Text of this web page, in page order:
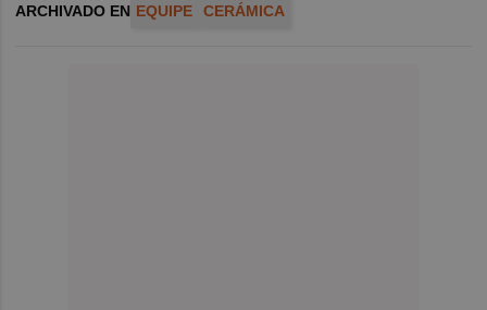
ARCHIVADO EN EQUIPE CERÁMICA